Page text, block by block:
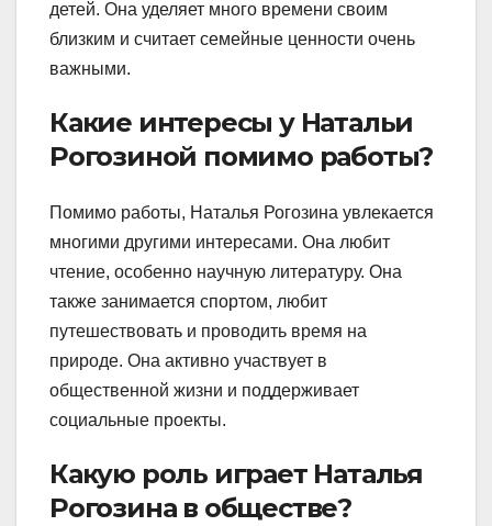
детей. Она уделяет много времени своим
близким и считает семейные ценности очень
важными.
Какие интересы у Натальи
Рогозиной помимо работы?
Помимо работы, Наталья Рогозина увлекается
многими другими интересами. Она любит
чтение, особенно научную литературу. Она
также занимается спортом, любит
путешествовать и проводить время на
природе. Она активно участвует в
общественной жизни и поддерживает
социальные проекты.
Какую роль играет Наталья
Рогозина в обществе?